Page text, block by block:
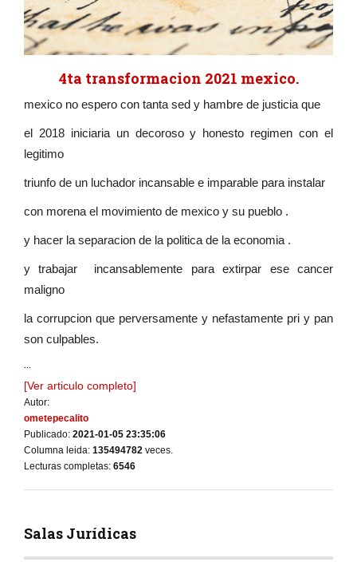
4ta transformacion 2021 mexico.
mexico no espero con tanta sed y hambre de justicia que
el 2018 iniciaria un decoroso y honesto regimen con el
legitimo
triunfo de un luchador incansable e imparable para instalar
con morena el movimiento de mexico y su pueblo .
y hacer la separacion de la politica de la economia .
y trabajar incansablemente para extirpar ese cancer
maligno
la corrupcion que perversamente y nefastamente pri y pan
son culpables.
...
[Ver articulo completo]
Autor:
ometepecalito
Publicado: 2021-01-05 23:35:06
Columna leida: 135494782 veces.
Lecturas completas: 6546
Salas Jurídicas